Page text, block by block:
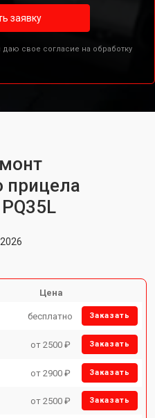
заявку
даю свое согласие на обработку
прицела
Цена
бесплатно Заказать
от 2500 ₽ Заказать
от 2900 ₽ Заказать
от 2500 ₽ Заказать